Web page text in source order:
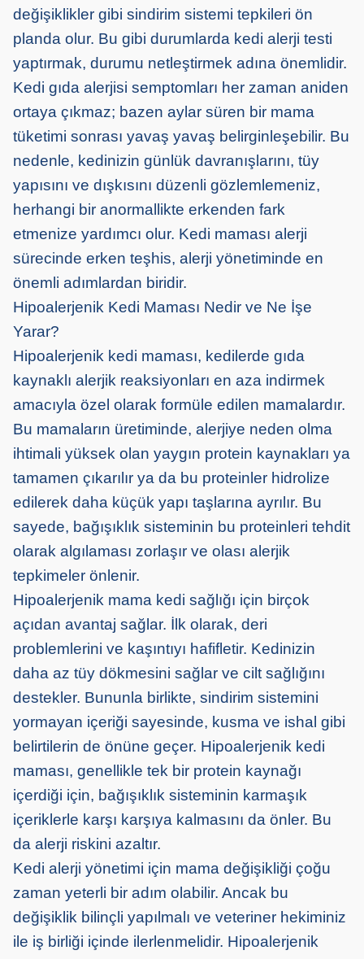
değişiklikler gibi sindirim sistemi tepkileri ön
planda olur. Bu gibi durumlarda kedi alerji testi
yaptırmak, durumu netleştirmek adına önemlidir.
Kedi gıda alerjisi semptomları her zaman aniden
ortaya çıkmaz; bazen aylar süren bir mama
tüketimi sonrası yavaş yavaş belirginleşebilir. Bu
nedenle, kedinizin günlük davranışlarını, tüy
yapısını ve dışkısını düzenli gözlemlemeniz,
herhangi bir anormallikte erkenden fark
etmenize yardımcı olur. Kedi maması alerji
sürecinde erken teşhis, alerji yönetiminde en
önemli adımlardan biridir.
Hipoalerjenik Kedi Maması Nedir ve Ne İşe
Yarar?
Hipoalerjenik kedi maması, kedilerde gıda
kaynaklı alerjik reaksiyonları en aza indirmek
amacıyla özel olarak formüle edilen mamalardır.
Bu mamaların üretiminde, alerjiye neden olma
ihtimali yüksek olan yaygın protein kaynakları ya
tamamen çıkarılır ya da bu proteinler hidrolize
edilerek daha küçük yapı taşlarına ayrılır. Bu
sayede, bağışıklık sisteminin bu proteinleri tehdit
olarak algılaması zorlaşır ve olası alerjik
tepkimeler önlenir.
Hipoalerjenik mama kedi sağlığı için birçok
açıdan avantaj sağlar. İlk olarak, deri
problemlerini ve kaşıntıyı hafifletir. Kedinizin
daha az tüy dökmesini sağlar ve cilt sağlığını
destekler. Bununla birlikte, sindirim sistemini
yormayan içeriği sayesinde, kusma ve ishal gibi
belirtilerin de önüne geçer. Hipoalerjenik kedi
maması, genellikle tek bir protein kaynağı
içerdiği için, bağışıklık sisteminin karmaşık
içeriklerle karşı karşıya kalmasını da önler. Bu
da alerji riskini azaltır.
Kedi alerji yönetimi için mama değişikliği çoğu
zaman yeterli bir adım olabilir. Ancak bu
değişiklik bilinçli yapılmalı ve veteriner hekiminiz
ile iş birliği içinde ilerlenmelidir. Hipoalerjenik